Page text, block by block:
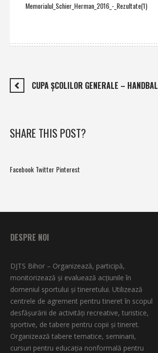
Memorialul_Schier_Herman_2016_-_Rezultate(1)
CUPA ŞCOLILOR GENERALE –
SHARE THIS POST?
Facebook Twitter Pinterest
DESPRE NOI
DJTS Bihor – Organizează, participă,
monitorizează şi evaluează acţiunile în
domeniul sportului şi tineretului. Utilizează
centrele de agrement pentru tineret în scopul
desfăşurării de activităţi recreative, turistice,
sportive, de tabere pentru copii şi tineret.
Organizează tabere tematice, seminarii,
cursuri pentru educaţia nonformală pentru